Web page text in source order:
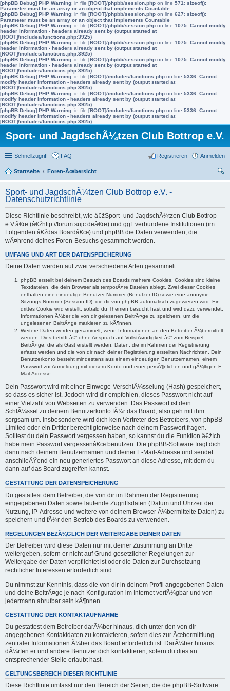
[phpBB Debug] PHP Warning: in file [ROOT]/phpbb/session.php on line 571 : sizeof():
Parameter must be an array or an object that implements Countable
[phpBB Debug] PHP Warning: in file [ROOT]/phpbb/session.php on line 627: sizeof():
Parameter must be an array or an object that implements Countable
[phpBB Debug] PHP Warning: in file [ROOT]/phpbb/session.php on line 1075: Cannot modify
header information - headers already sent by (output started at
[ROOT]/includes/functions.php:3925)
[phpBB Debug] PHP Warning: in file [ROOT]/phpbb/session.php on line 1075: Cannot modify
header information - headers already sent by (output started at
[ROOT]/includes/functions.php:3925)
[phpBB Debug] PHP Warning: in file [ROOT]/phpbb/session.php on line 1075: Cannot modify
header information - headers already sent by (output started at
[ROOT]/includes/functions.php:3925)
[phpBB Debug] PHP Warning: in file [ROOT]/includes/functions.php on line 5336: Cannot
modify header information - headers already sent by (output started at
[ROOT]/includes/functions.php:3925)
[phpBB Debug] PHP Warning: in file [ROOT]/includes/functions.php on line 5336: Cannot
modify header information - headers already sent by (output started at
[ROOT]/includes/functions.php:3925)
[phpBB Debug] PHP Warning: in file [ROOT]/includes/functions.php on line 5336: Cannot
modify header information - headers already sent by (output started at
[ROOT]/includes/functions.php:3925)
Sport- und JagdschÃ¼tzen Club Bottrop e.V.
Schnellzugriff FAQ Anmelden
Registrieren
Startseite
Foren-Ãœbersicht
Sport- und JagdschÃ¼tzen Club Bottrop e.V. -
Datenschutzrichtlinie
Diese Richtlinie beschreibt, wie â€žSport- und JagdschÃ¼tzen Club Bottrop
e.V.â€œ (â€žhttp://forum.sujc.deâ€œ) und ggf. verbundene Institutionen (im
Folgenden â€ždas Boardâ€œ) und phpBB die Daten verwenden, die
wÃ¤hrend deines Foren-Besuchs gesammelt werden.
UMFANG UND ART DER DATENSPEICHERUNG
Deine Daten werden auf zwei verschiedene Arten gesammelt:
phpBB erstellt bei deinem Besuch des Boards mehrere Cookies. Cookies sind kleine
Textdateien, die dein Browser als temporÃ¤re Dateien ablegt. Zwei dieser Cookies
enthalten eine eindeutige Benutzer-Nummer (Benutzer-ID) sowie eine anonyme
Sitzungs-Nummer (Session-ID), die dir von phpBB automatisch zugewiesen wird. Ein
drittes Cookie wird erstellt, sobald du Themen besucht hast und wird dazu verwendet,
Informationen Ã¼ber die von dir gelesenen BeitrÃ¤ge zu speichern, um die
ungelesenen BeitrÃ¤ge markieren zu kÃ¶nnen.
Weitere Daten werden gesammelt, wenn Informationen an den Betreiber Ã¼bermittelt
werden. Dies betrifft â€” ohne Anspruch auf VollstÃ¤ndigkeit â€” zum Beispiel
BeitrÃ¤ge, die als Gast erstellt werden, Daten, die im Rahmen der Registrierung
erfasst werden und die von dir nach deiner Registrierung erstellten Nachrichten. Dein
Benutzerkonto besteht mindestens aus einem eindeutigen Benutzernamen, einem
Passwort zur Anmeldung mit diesem Konto und einer persÃ¶nlichen und gÃ¼ltigen E-
Mail-Adresse.
Dein Passwort wird mit einer Einwege-VerschlÃ¼sselung (Hash) gespeichert,
so dass es sicher ist. Jedoch wird dir empfohlen, dieses Passwort nicht auf
einer Vielzahl von Webseiten zu verwenden. Das Passwort ist dein
SchlÃ¼ssel zu deinem Benutzerkonto fÃ¼r das Board, also geh mit ihm
sorgsam um. Insbesondere wird dich kein Vertreter des Betreibers, von phpBB
Limited oder ein Dritter berechtigterweise nach deinem Passwort fragen.
Solltest du dein Passwort vergessen haben, so kannst du die Funktion â€žIch
habe mein Passwort vergessenâ€œ benutzen. Die phpBB-Software fragt dich
dann nach deinem Benutzernamen und deiner E-Mail-Adresse und sendet
anschlieÃŸend ein neu generiertes Passwort an diese Adresse, mit dem du
dann auf das Board zugreifen kannst.
GESTATTUNG DER DATENSPEICHERUNG
Du gestattest dem Betreiber, die von dir im Rahmen der Registrierung
eingegebenen Daten sowie laufende Zugriffsdaten (Datum und Uhrzeit der
Nutzung, IP-Adresse und weitere von deinem Browser Ã¼bermittelte Daten) zu
speichern und fÃ¼r den Betrieb des Boards zu verwenden.
REGELUNGEN BEZÃ¼GLICH DER WEITERGABE DEINER DATEN
Der Betreiber wird diese Daten nur mit deiner Zustimmung an Dritte
weitergeben, sofern er nicht auf Grund gesetzlicher Regelungen zur
Weitergabe der Daten verpflichtet ist oder die Daten zur Durchsetzung
rechtlicher Interessen erforderlich sind.
Du nimmst zur Kenntnis, dass die von dir in deinem Profil angegebenen Daten
und deine BeitrÃ¤ge je nach Konfiguration im Internet verfÃ¼gbar und von
jedermann abrufbar sein kÃ¶nnen.
GESTATTUNG DER KONTAKTAUFNAHME
Du gestattest dem Betreiber darÃ¼ber hinaus, dich unter den von dir
angegebenen Kontaktdaten zu kontaktieren, sofern dies zur Ãœbermittlung
zentraler Informationen Ã¼ber das Board erforderlich ist. DarÃ¼ber hinaus
dÃ¼rfen er und andere Benutzer dich kontaktieren, sofern du dies an
entsprechender Stelle erlaubt hast.
GELTUNGSBEREICH DIESER RICHTLINIE
Diese Richtlinie umfasst nur den Bereich der Seiten, die die phpBB-Software